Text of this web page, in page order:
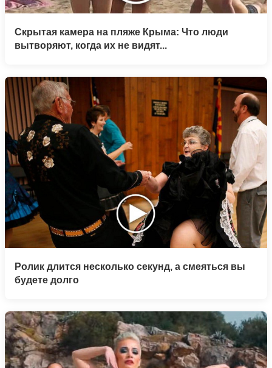
Скрытая камера на пляже Крыма: Что люди
вытворяют, когда их не видят...
Ролик длится несколько секунд, а смеяться вы
будете долго